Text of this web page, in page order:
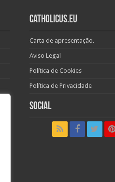
Catholicus.eu
Carta de apresentação.
Aviso Legal
Política de Cookies
Política de Privacidade
Social